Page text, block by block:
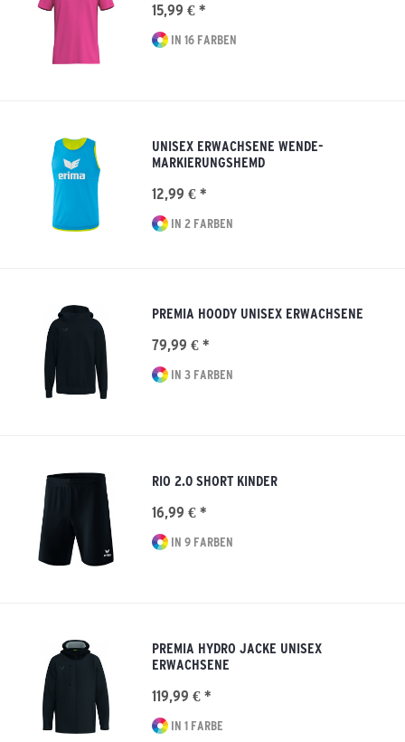
15,99 € *
IN 16 FARBEN
UNISEX ERWACHSENE WENDE-
MARKIERUNGSHEMD
12,99 € *
IN 2 FARBEN
PREMIA HOODY UNISEX ERWACHSENE
79,99 € *
IN 3 FARBEN
RIO 2.0 SHORT KINDER
16,99 € *
IN 9 FARBEN
PREMIA HYDRO JACKE UNISEX
ERWACHSENE
119,99 € *
IN 1 FARBE